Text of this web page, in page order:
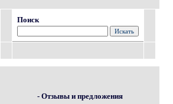
Поиск
- Отзывы и предложения